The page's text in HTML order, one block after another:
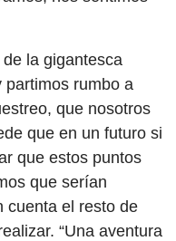
la gigantesca
partimos rumbo a
que nosotros
que en un futuro si
que estos puntos
que serían
cuenta el resto de
“Una aventura